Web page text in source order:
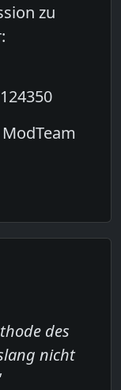
zu
des
nicht